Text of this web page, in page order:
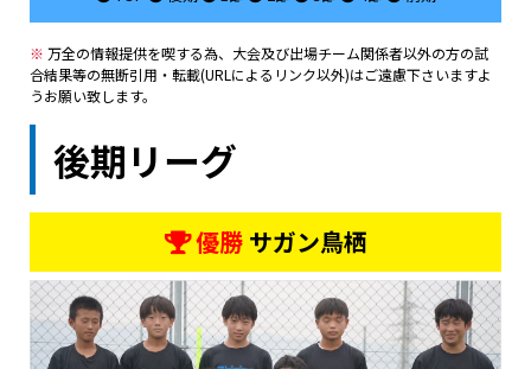
※ 万全の情報提供を喫する為、大会及び出場チーム関係者以外の方の試
合結果等の無断引用・転載(URLによるリンク以外)はご遠慮下さいますよ
うお願い致します。
後期リーグ
優勝サガン鳥栖